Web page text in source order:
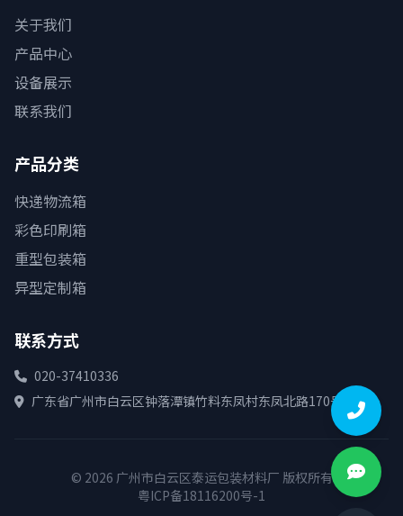
关于我们
产品中心
设备展示
联系我们
产品分类
快递物流箱
彩色印刷箱
重型包装箱
异型定制箱
联系方式
020-37410336
广东省广州市白云区钟落潭镇竹料东凤村东凤北路170号
© 2026 广州市白云区泰运包装材料厂 版权所有
粤ICP备18116200号-1